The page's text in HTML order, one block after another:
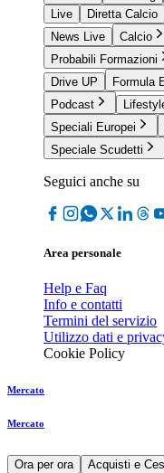
Live
Diretta Calcio
News Live
Calcio
Probabili Formazioni
Drive UP
Formula
Podcast
Speciali Europei
Speciale Scudetti
Seguici anche su
Area personale
Help e Faq
Info e contatti
Termini del servizio
Utilizzo dati e
Cookie Policy
Mercato
Mercato
Ora per ora Acquisti e